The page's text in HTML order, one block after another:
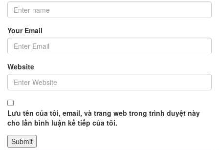
Your Email
Website
Lưu tên của tôi, email, và trang web trong trình duyệt này
cho lần bình luận kế tiếp của tôi.